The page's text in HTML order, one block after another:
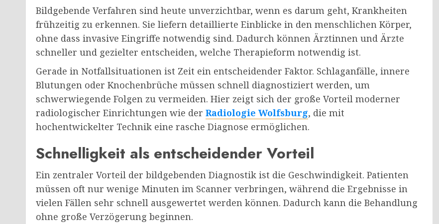
Bildgebende Verfahren sind heute unverzichtbar, wenn es darum geht, Krankheiten
frühzeitig zu erkennen. Sie liefern detaillierte Einblicke in den menschlichen Körper,
ohne dass invasive Eingriffe notwendig sind. Dadurch können Ärztinnen und Ärzte
schneller und gezielter entscheiden, welche Therapieform notwendig ist.
Gerade in Notfallsituationen ist Zeit ein entscheidender Faktor. Schlaganfälle, innere
Blutungen oder Knochenbrüche müssen schnell diagnostiziert werden, um
schwerwiegende Folgen zu vermeiden. Hier zeigt sich der große Vorteil moderner
radiologischer Einrichtungen wie der Radiologie Wolfsburg, die mit
hochentwickelter Technik eine rasche Diagnose ermöglichen.
Schnelligkeit als entscheidender Vorteil
Ein zentraler Vorteil der bildgebenden Diagnostik ist die Geschwindigkeit. Patienten
müssen oft nur wenige Minuten im Scanner verbringen, während die Ergebnisse in
vielen Fällen sehr schnell ausgewertet werden können. Dadurch kann die Behandlung
ohne große Verzögerung beginnen.